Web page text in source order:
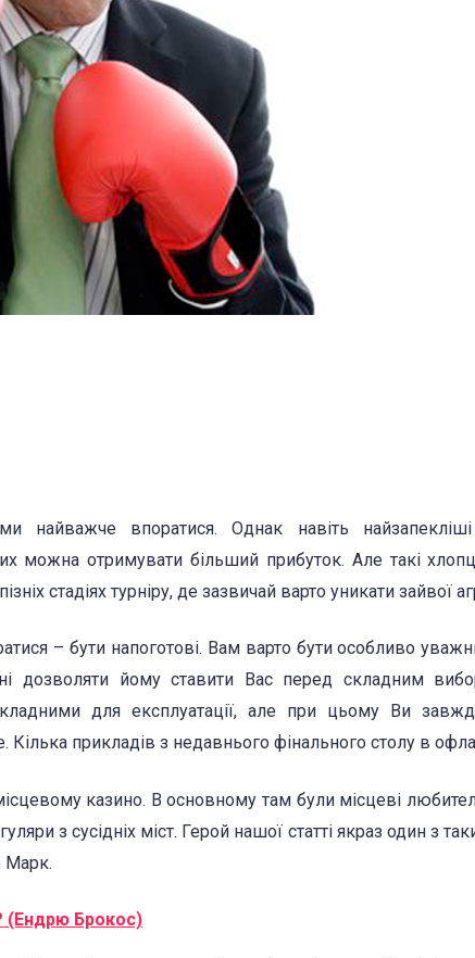
найважче впоратися. Однак навіть
можна отримувати більший прибуток. Але такі
стадіях турніру, де зазвичай варто уникати зайвої
– бути напоготові. Вам варто бути особливо
дозволяти йому ставити Вас перед складним
для експлуатації, але при цьому Ви
Кілька прикладів з недавнього фінального столу в
казино. В основному там були місцеві
з сусідніх міст. Герой нашої статті якраз один з
Марк.
(Ендрю Брокос)